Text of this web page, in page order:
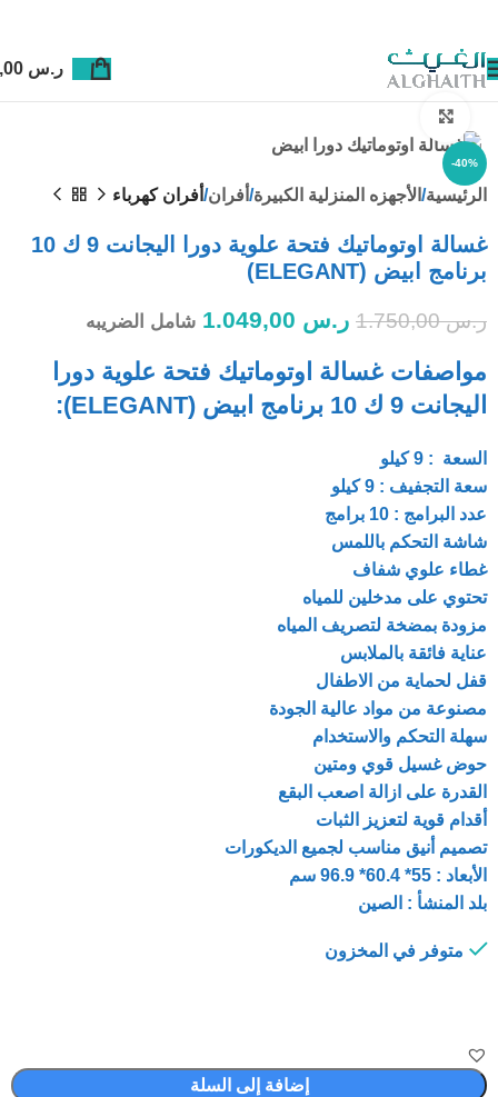
ر.س
-40%
الرئيسية الأجهزه المنزلية الكبيرة أفران أفران كهرباء
غسالة اوتوماتيك فتحة علوية دورا اليجانت 9 ك 10
برنامج ابيض (ELEGANT)
ر.س1.750,00 ر.س شامل الضريبه
مواصفات غسالة اوتوماتيك فتحة علوية دورا
اليجانت 9 ك 10 برنامج ابيض (ELEGANT):
السعة : 9 كيلو
سعة التجفيف : 9 كيلو
عدد البرامج : 10 برامج
شاشة التحكم باللمس
غطاء علوي شفاف
تحتوي على مدخلين للمياه
مزودة بمضخة لتصريف المياه
عناية فائقة بالملابس
قفل لحماية من الاطفال
مصنوعة من مواد عالية الجودة
سهلة التحكم والاستخدام
حوض غسيل قوي ومتين
القدرة على ازالة اصعب البقع
أقدام قوية لتعزيز الثبات
تصميم أنيق مناسب لجميع الديكورات
الأبعاد : 55* 60.4* 96.9 سم
بلد المنشأ : الصين
متوفر في المخزون
إضافة إلى السلة